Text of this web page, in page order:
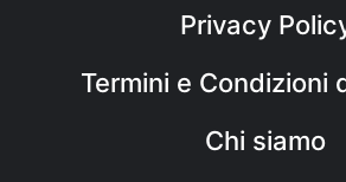
Privacy
Termini e Condizioni
Chi siamo